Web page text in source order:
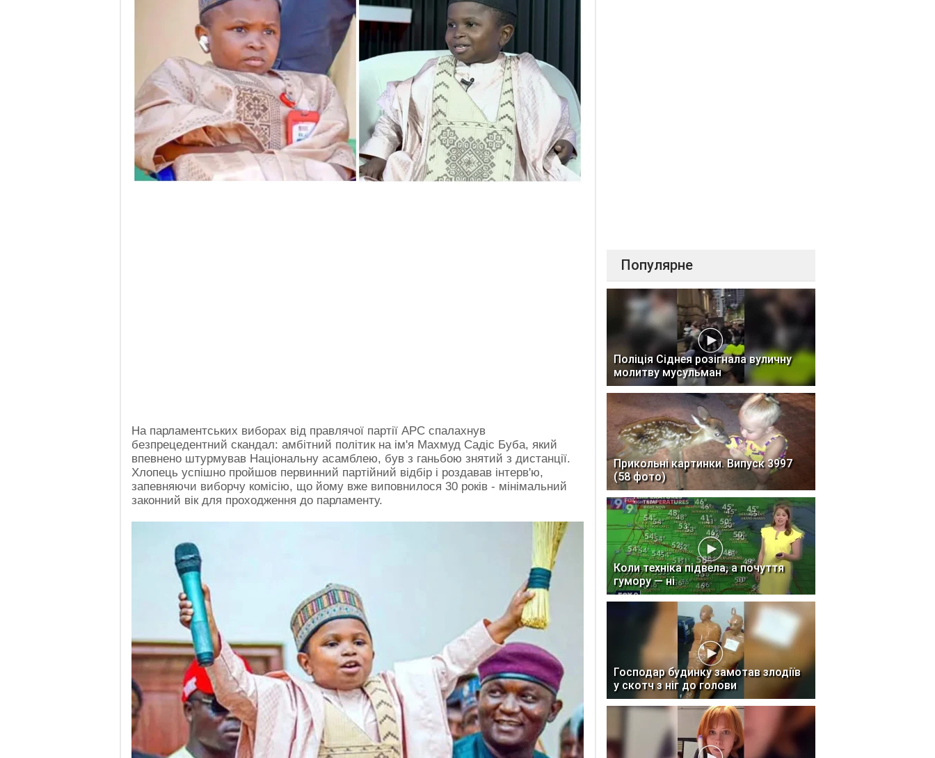
На парламентських виборах від правлячої партії APC спалахнув
безпрецедентний скандал: амбітний політик на ім'я Махмуд Садіс Буба, який
впевнено штурмував Національну асамблею, був з ганьбою знятий з дистанції.
Хлопець успішно пройшов первинний партійний відбір і роздавав інтерв'ю,
запевняючи виборчу комісію, що йому вже виповнилося 30 років - мінімальний
законний вік для проходження до парламенту.
Популярне
Поліція Сіднея розігнала вуличну
молитву мусульман
Прикольні картинки. Випуск 3997
(58 фото)
Коли техніка підвела, а почуття
гумору — ні
Господар будинку замотав злодіїв
у скотч з ніг до голови